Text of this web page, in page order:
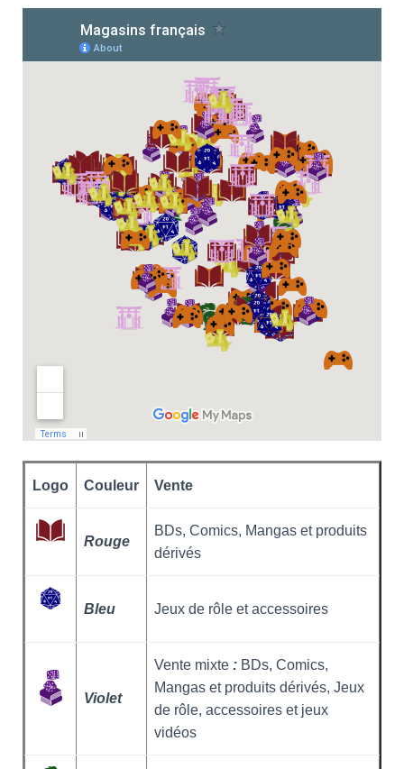
Logo Couleur Vente
Rouge
BDs, Comics, Mangas et produits
dérivés
Bleu Jeux de rôle et accessoires
Violet
Vente mixte : BDs, Comics,
Mangas et produits dérivés, Jeux
de rôle, accessoires et jeux
vidéos